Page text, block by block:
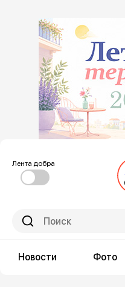
Лента добра
Новости Фото